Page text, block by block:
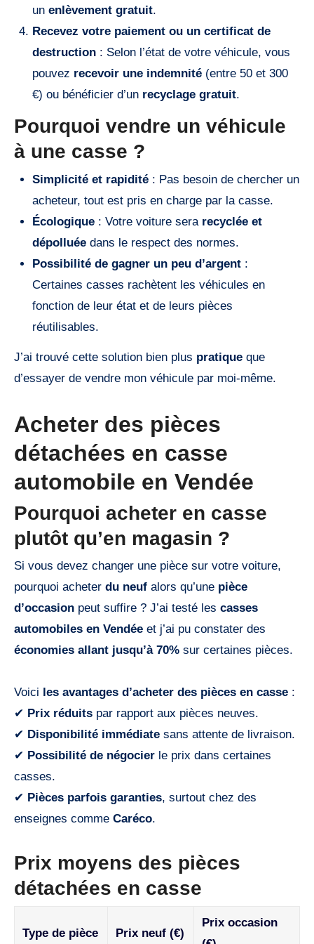
un enlèvement gratuit.
Recevez votre paiement ou un certificat de
destruction: Selon l’état de votre véhicule, vous
pouvez recevoir une indemnité(entre 50 et 300
€) ou bénéficier d’un recyclage gratuit.
Pourquoi vendre un véhicule
à une casse ?
Simplicité et rapidité: Pas besoin de chercher un
acheteur, tout est pris en charge par la casse.
Écologique: Votre voiture sera recyclée et
dépolluéedans le respect des normes.
Possibilité de gagner un peu d’argent:
Certaines casses rachètent les véhicules en
fonction de leur état et de leurs pièces
réutilisables.
J’ai trouvé cette solution bien plus pratique que
d’essayer de vendre mon véhicule par moi-même.
Acheter des pièces
détachées en casse
automobile en Vendée
Pourquoi acheter en casse
plutôt qu’en magasin ?
Si vous devez changer une pièce sur votre voiture,
pourquoi acheter du neuf alors qu’une pièce
d’occasion peut suffire ? J’ai testé les casses
automobiles en Vendée et j’ai pu constater des
économies allant jusqu’à 70% sur certaines pièces.
Voici les avantages d’acheter des pièces en casse :
✔ Prix réduits par rapport aux pièces neuves.
✔ Disponibilité immédiate sans attente de livraison.
✔ Possibilité de négocier le prix dans certaines
casses.
✔ Pièces parfois garanties, surtout chez des
enseignes comme Caréco.
Prix moyens des pièces
détachées en casse
Type de pièce Prix neuf (€)
Prix occasion